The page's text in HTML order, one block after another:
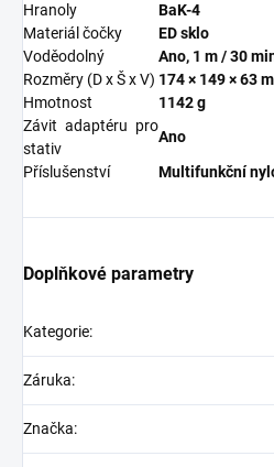
Hranoly
BaK-4
Materiál čočky
ED sklo
Voděodolný
Ano, 1 m / 30
Rozměry (D x Š x V) 174 × 149 × 63
Hmotnost
1142 g
Závit adaptéru pro
stativ
Ano
Příslušenství
Multifunkční
Doplňkové parametry
Kategorie:
Záruka:
Značka: